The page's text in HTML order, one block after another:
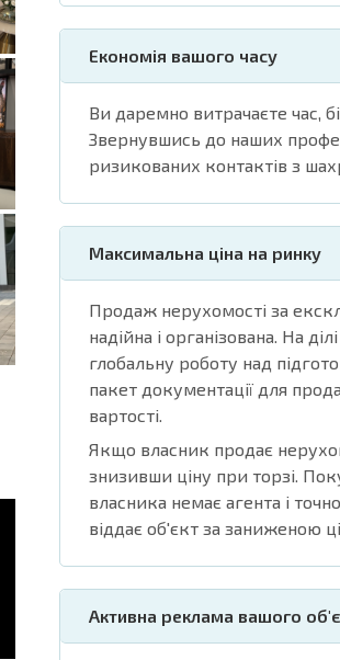
Економія вашого часу
Ви даремно витрачаєте час,
Звернувшись до наших
ризикованих контактів з
Максимальна ціна на ринку
Продаж нерухомості за
надійна і організована. На
глобальну роботу над
пакет документації для
вартості.
Якщо власник продає
знизивши ціну при торзі.
власника немає агента і
віддає об'єкт за заниженою
Активна реклама вашого